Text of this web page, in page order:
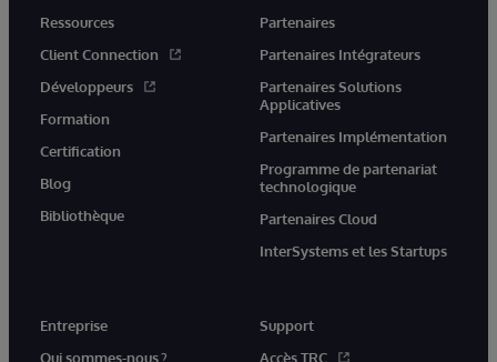
Ressources
Client Connection
Développeurs
Formation
Certification
Blog
Bibliothèque
Partenaires
Partenaires Intégrateurs
Partenaires Solutions
Applicatives
Partenaires Implémentation
Programme de partenariat
technologique
Partenaires Cloud
InterSystems et les Startups
Entreprise
Qui sommes-nous ?
Support
Accès TRC